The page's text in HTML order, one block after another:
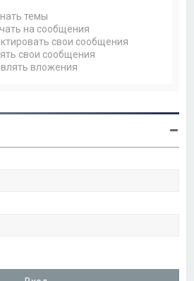
темы
на сообщения
свои сообщения
свои сообщения
вложения